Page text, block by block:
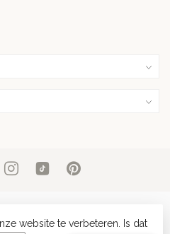
- Powered byLightspeed-
website te verbeteren. Is dat